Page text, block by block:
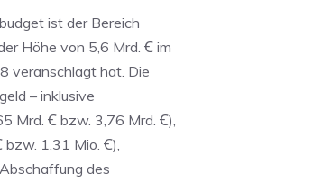
ist der Bereich
Höhe von 5,6 Mrd. Ꞓ im
veranschlagt hat. Die
– inklusive
Mrd. Ꞓ bzw. 3,76 Mrd. Ꞓ),
1,31 Mio. Ꞓ),
des